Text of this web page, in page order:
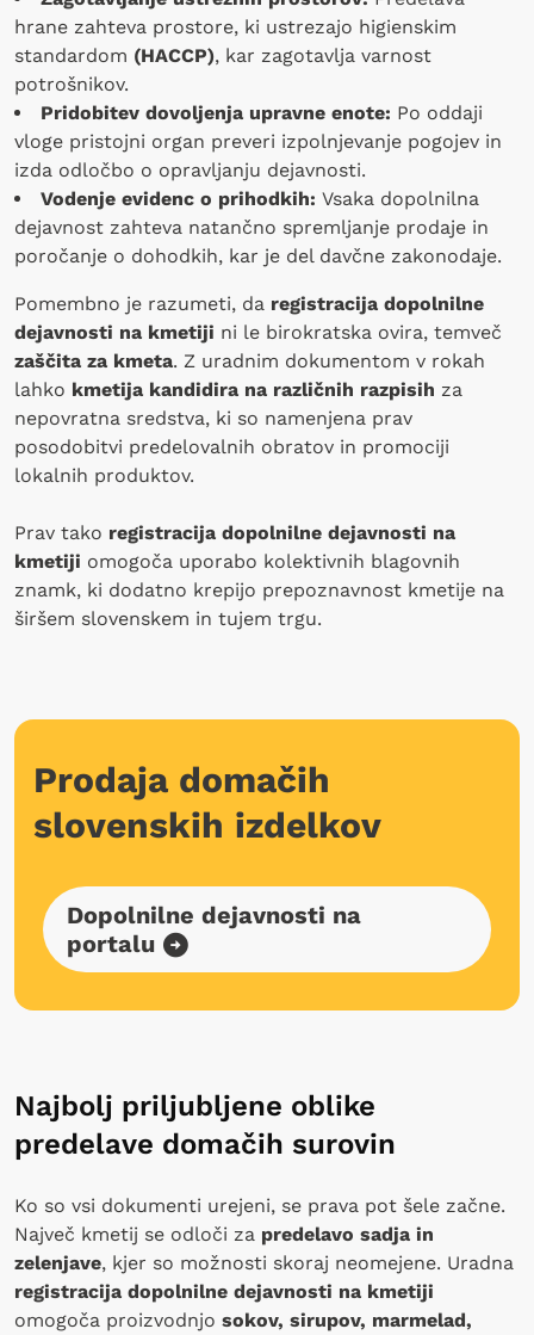
hrane zahteva prostore, ki ustrezajo higienskim
standardom (HACCP), kar zagotavlja varnost
potrošnikov.
Pridobitev dovoljenja upravne enote: Po oddaji
vloge pristojni organ preveri izpolnjevanje pogojev in
izda odločbo o opravljanju dejavnosti.
Vodenje evidenc o prihodkih: Vsaka dopolnilna
dejavnost zahteva natančno spremljanje prodaje in
poročanje o dohodkih, kar je del davčne zakonodaje.
Pomembno je razumeti, da registracija dopolnilne
dejavnosti na kmetiji ni le birokratska ovira, temveč
zaščita za kmeta. Z uradnim dokumentom v rokah
lahko kmetija kandidira na različnih razpisih za
nepovratna sredstva, ki so namenjena prav
posodobitvi predelovalnih obratov in promociji
lokalnih produktov.
Prav tako registracija dopolnilne dejavnosti na
kmetiji omogoča uporabo kolektivnih blagovnih
znamk, ki dodatno krepijo prepoznavnost kmetije na
širšem slovenskem in tujem trgu.
Prodaja domačih
slovenskih izdelkov
Dopolnilne dejavnosti na
portalu
Najbolj priljubljene oblike
predelave domačih surovin
Ko so vsi dokumenti urejeni, se prava pot šele začne.
Največ kmetij se odloči za predelavo sadja in
zelenjave, kjer so možnosti skoraj neomejene. Uradna
registracija dopolnilne dejavnosti na kmetiji
omogoča proizvodnjo sokov, sirupov, marmelad,